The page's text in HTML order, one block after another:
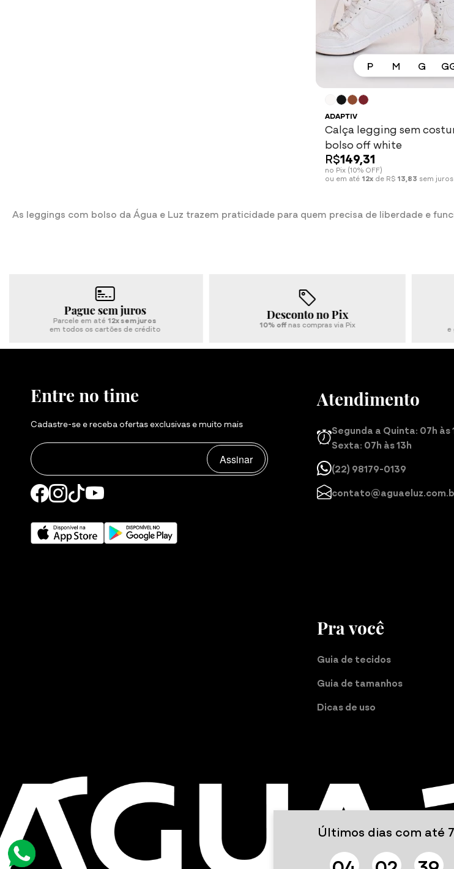
P M G
Espiar Ver mais
ADAPTIV
Calça legging sem
bolso off white
R$149,31
no Pix (10% OFF)
ou em até 12x de R$ 13,83 sem juros
As leggings com bolso da Água e Luz trazem praticidade para quem precisa de liberdade e
Desconto no Pix
10% offnas compras via Pix
Cupom de Desconto
Utilize o cupomBEMVINDA
e ganhe10% offna primeira compra
Entre no time
Cadastre-se e receba ofertas exclusivas e muito mais
Assinar
Atendimento
Segunda a Quinta: 07h às
Sexta: 07h às 13h
(22) 98179-0139
Pra você
Guia de tecidos
Guia de tamanhos
Dicas de uso
Últimos dias com até